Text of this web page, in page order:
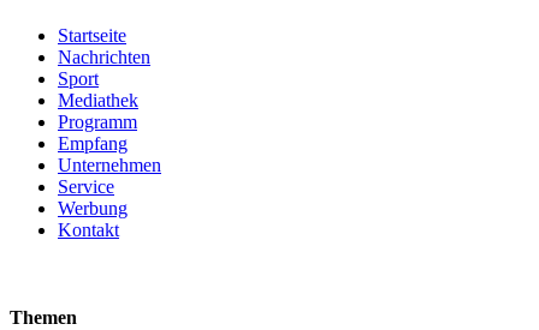
Startseite
Nachrichten
Sport
Mediathek
Programm
Empfang
Unternehmen
Service
Werbung
Kontakt
Themen